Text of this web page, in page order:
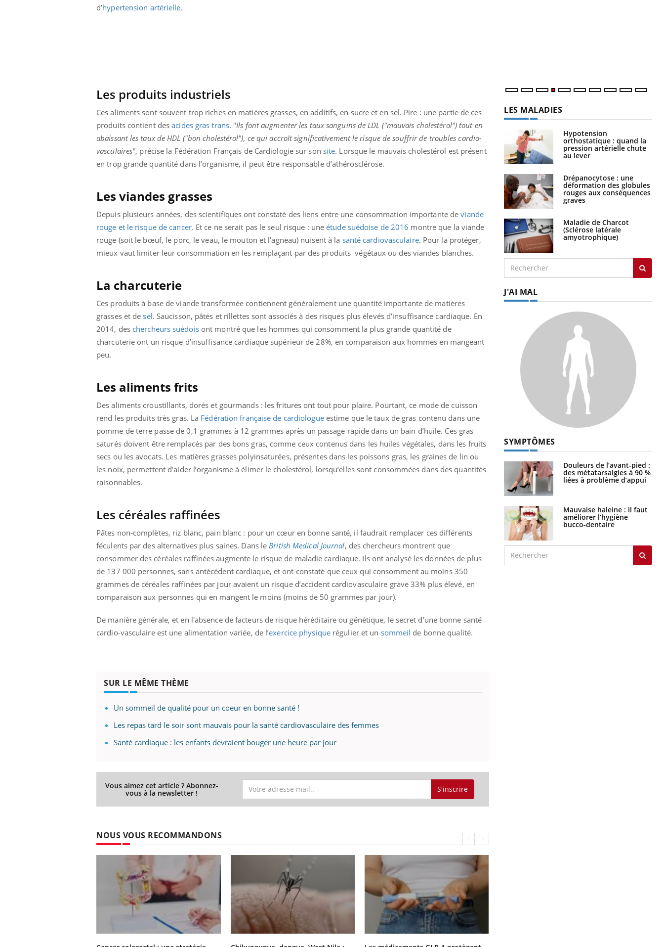
d’hypertension artérielle.
Les produits industriels
Ces aliments sont souvent trop riches en matières grasses, en additifs, en sucre et en sel. Pire : une partie de ces
produits contient desacides gras trans. "Ils font augmenter les taux sanguins de LDL ("mauvais cholestérol") tout en
abaissant les taux de HDL ("boncholestérol"), ce qui accroît significativement le risque de souffrir de troubles cardio-
vasculaires", précise la Fédération Français de Cardiologie sur son site. Lorsque le mauvais cholestérol est présent
en trop grande quantité dans l’organisme, il peut être responsable d’athérosclérose.
Les viandes grasses
Depuis plusieurs années, des scientifiques ont constaté des liens entre une consommation importante deviande
rouge et le risque de cancer. Et ce ne serait pas le seul risque : uneétude suédoise de 2016 montre que la viande
rouge (soit le bœuf, le porc, le veau, le mouton et l’agneau) nuisent à la santé cardiovasculaire. Pour la protéger,
mieux vaut limiter leur consommation en les remplaçant par des produits végétaux ou des viandes blanches.
La charcuterie
Ces produits à base de viande transformée contiennent généralement une quantité importante de matières
grasses et de sel. Saucisson, pâtés et rillettes sont associés à des risques plus élevés d’insuffisance cardiaque. En
2014, des chercheurs suédoisont montré que les hommes qui consomment la plus grande quantité de
charcuterie ont un risque d’insuffisance cardiaque supérieur de 28%, en comparaison aux hommes en mangeant
peu.
Les aliments frits
Des aliments croustillants, dorés et gourmands : les fritures ont tout pour plaire. Pourtant, ce mode de cuisson
rend les produits très gras. La Fédération française de cardiologueestime que le taux de gras contenu dans une
pomme de terre passe de 0,1 grammes à 12 grammes après un passage rapide dans un bain d’huile. Ces gras
saturés doivent être remplacés par des bons gras, comme ceux contenus dans les huiles végétales, dans les fruits
secs ou les avocats. Les matières grasses polyinsaturées, présentes dans les poissons gras, les graines de lin ou
les noix, permettent d’aider l’organisme à élimer le cholestérol, lorsqu’elles sont consommées dans des quantités
raisonnables.
Les céréales raffinées
Pâtes non-complètes, riz blanc, pain blanc : pour un cœur en bonne santé, il faudrait remplacer ces différents
féculents par des alternatives plus saines. Dans le British Medical Journal, des chercheurs montrent que
consommer des céréales raffinées augmente le risque de maladie cardiaque. Ils ont analysé les données de plus
de 137 000 personnes, sans antécédent cardiaque, et ont constaté que ceux qui consomment au moins 350
grammes de céréales raffinées par jour avaient un risque d’accident cardiovasculaire grave 33% plus élevé, en
comparaison aux personnes qui en mangent le moins (moins de 50 grammes par jour).
De manière générale, et en l'absence de facteurs de risque héréditaire ou génétique, le secret d’une bonne santé
cardio-vasculaire est une alimentation variée, de l’exercice physiquerégulier et un sommeil de bonne qualité.
SUR LE MÊME THÈME
Un sommeil de qualité pour un coeur en bonne santé !
Les repas tard le soir sont mauvais pour la santé cardiovasculaire des femmes
Santé cardiaque : les enfants devraient bouger une heure par jour
Vous aimez cet article ? Abonnez-
vous à la newsletter ! S'inscrire
NOUS VOUS RECOMMANDONS
LES MALADIES
Hypotension
orthostatique : quand la
pression artérielle chute
au lever
Drépanocytose : une
déformation des globules
rouges aux conséquences
graves
Maladie de Charcot
(Sclérose latérale
amyotrophique)
J'AI MAL
SYMPTÔMES
Douleurs de l’avant-pied :
des métatarsalgies à 90 %
liées à problème d’appui
Mauvaise haleine : il faut
améliorer l’hygiène
bucco-dentaire